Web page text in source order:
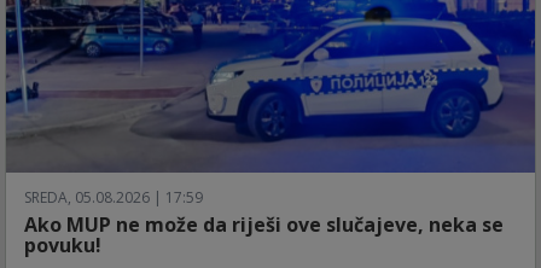
SREDA, 05.08.2026 | 17:59
Ako MUP ne može da riješi ove slučajeve, neka se
povuku!